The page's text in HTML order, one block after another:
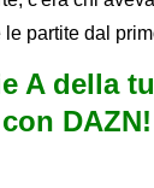
partite dal
A della
DAZN!